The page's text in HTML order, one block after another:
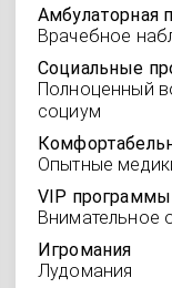
Амбулаторная
Врачебное
Социальные
Полноценный
социум
Опытные
VIP
Внимательное
Игромания
Лудомания